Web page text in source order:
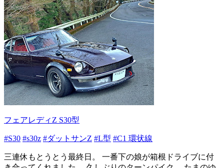
フェアレディZ S30型
#S30 #s30z #ダットサンZ #L型 #C1 環状線
三連休もとうとう最終日。 一番下の娘が箱根ドライブに付